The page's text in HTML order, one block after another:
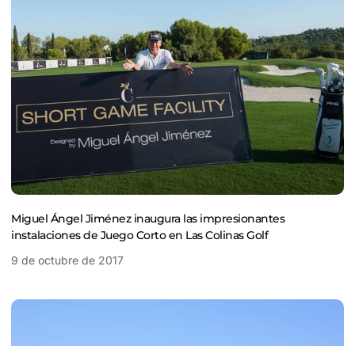
Miguel Ángel Jiménez inaugura las impresionantes
instalaciones de Juego Corto en Las Colinas Golf
9 de octubre de 2017